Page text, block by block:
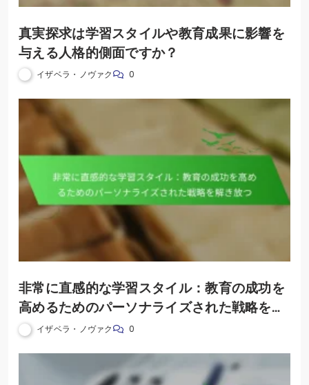
真実探求は学習スタイルや教育成果に影響を
与える人格的側面ですか？
イザベラ・ノヴァク 0
非常に直感的な学習スタイル：教育の成功を
高めるためのパーソナライズされた戦略を解
き放つ
イザベラ・ノヴァク 0